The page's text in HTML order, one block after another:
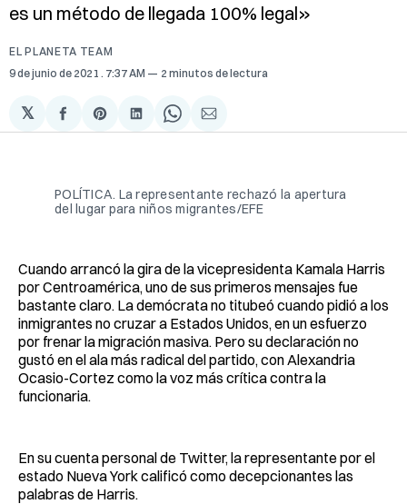
es un método de llegada 100% legal»
EL PLANETA TEAM
9 de junio de 2021 . 7:37 AM 2 minutos de lectura
𝕏
Compartir
en
Share
on
Compartir
en
Share
on
Compartir
via
POLÍTICA. La representante rechazó la apertura
del lugar para niños migrantes/EFE
Cuando arrancó la gira de la vicepresidenta Kamala Harris
por Centroamérica, uno de sus primeros mensajes fue
bastante claro. La demócrata no titubeó cuando pidió a los
inmigrantes no cruzar a Estados Unidos, en un esfuerzo
por frenar la migración masiva. Pero su declaración no
gustó en el ala más radical del partido, con Alexandria
Ocasio-Cortez como la voz más crítica contra la
funcionaria.
En su cuenta personal de Twitter, la representante por el
estado Nueva York calificó como decepcionantes las
palabras de Harris.